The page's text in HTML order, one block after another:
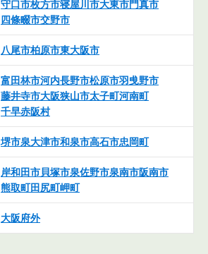
守口市枚方市寝屋川市大東市門真市
四條畷市交野市
八尾市柏原市東大阪市
富田林市河内長野市松原市羽曵野市
藤井寺市大阪狭山市太子町河南町
千早赤阪村
堺市泉大津市和泉市高石市忠岡町
岸和田市貝塚市泉佐野市泉南市阪南市
熊取町田尻町岬町
大阪府外